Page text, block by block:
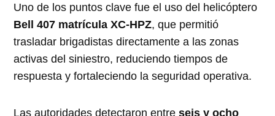
Uno de los puntos clave fue el uso del helicóptero
Bell 407 matrícula XC-HPZ, que permitió
trasladar brigadistas directamente a las zonas
activas del siniestro, reduciendo tiempos de
respuesta y fortaleciendo la seguridad operativa.
Las autoridades detectaron entreseis y ocho